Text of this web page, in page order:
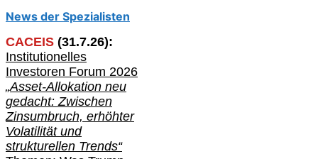
News der Spezialisten
CACEIS (31.7.26):
Institutionelles
Investoren Forum 2026
„Asset-Allokation neu
gedacht: Zwischen
Zinsumbruch, erhöhter
Volatilität und
strukturellen Trends“